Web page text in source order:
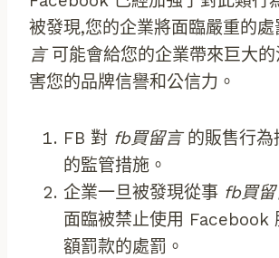
被發現,您的企業將面臨嚴重的處
言可能會給您的企業帶來巨大的
害您的品牌信譽和公信力。
FB 對 fb買留言的販售行為
的監管措施。
企業一旦被發現從事 fb買留
面臨被禁止使用 Facebook
額罰款的處罰。